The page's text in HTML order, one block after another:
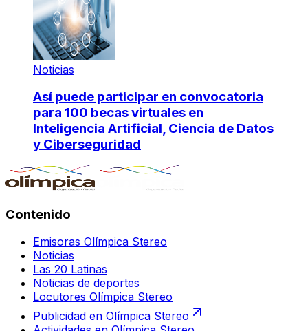
Noticias
Así puede participar en convocatoria
para 100 becas virtuales en
Inteligencia Artificial, Ciencia de Datos
y Ciberseguridad
Contenido
Emisoras Olímpica Stereo
Noticias
Las 20 Latinas
Noticias de deportes
Locutores Olímpica Stereo
Publicidad en Olímpica Stereo